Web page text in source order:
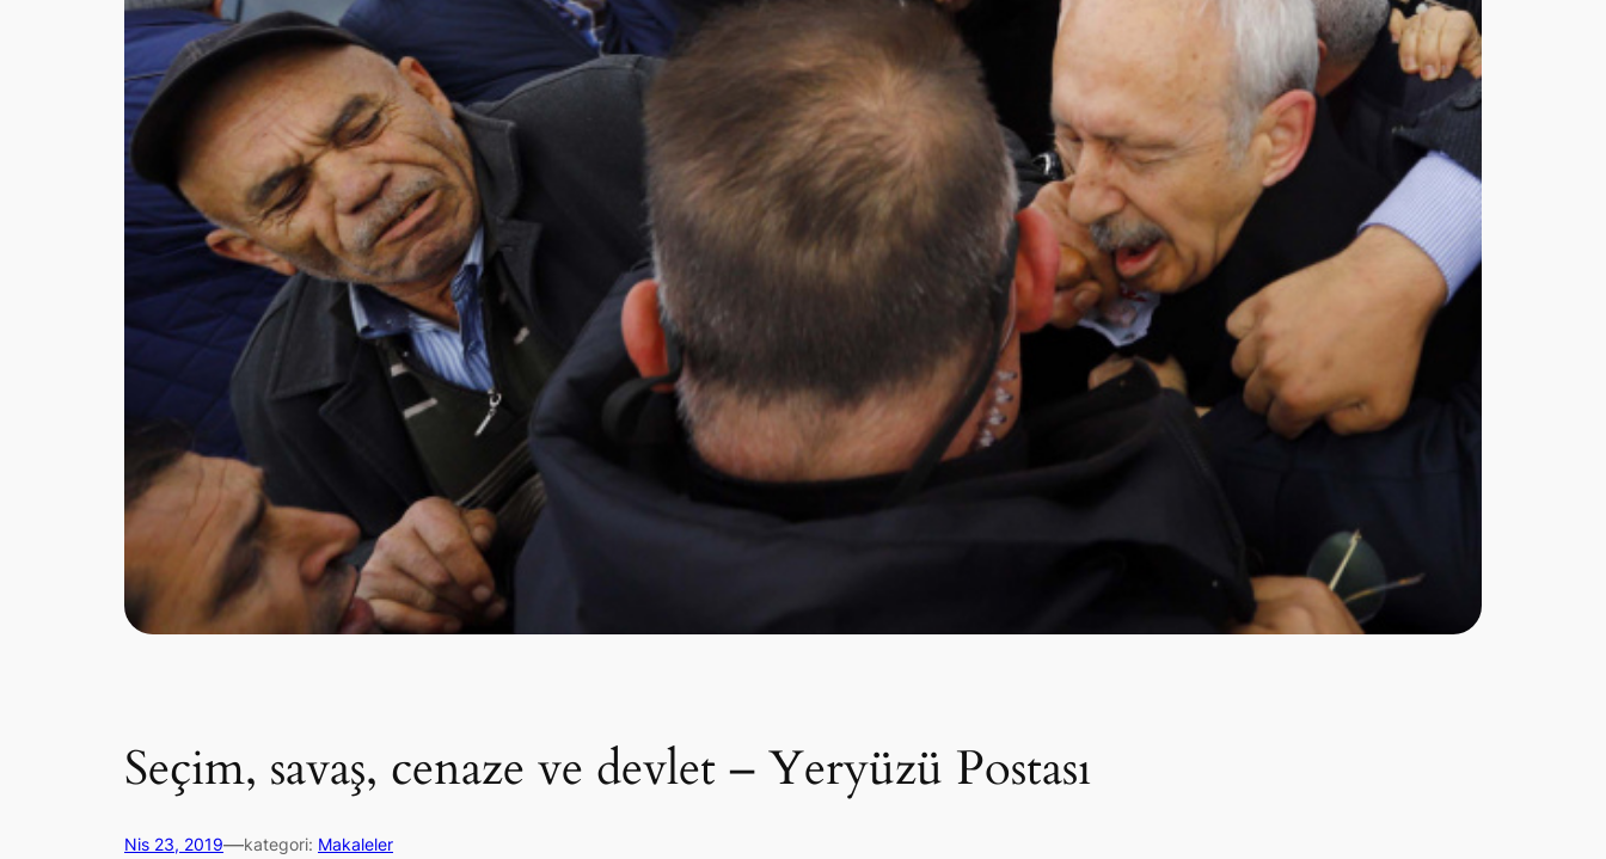
Seçim, savaş, cenaze ve devlet – Yeryüzü Postası
Nis 23, 2019—kategori: Makaleler